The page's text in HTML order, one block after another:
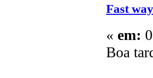
Fast
« em:
Boa